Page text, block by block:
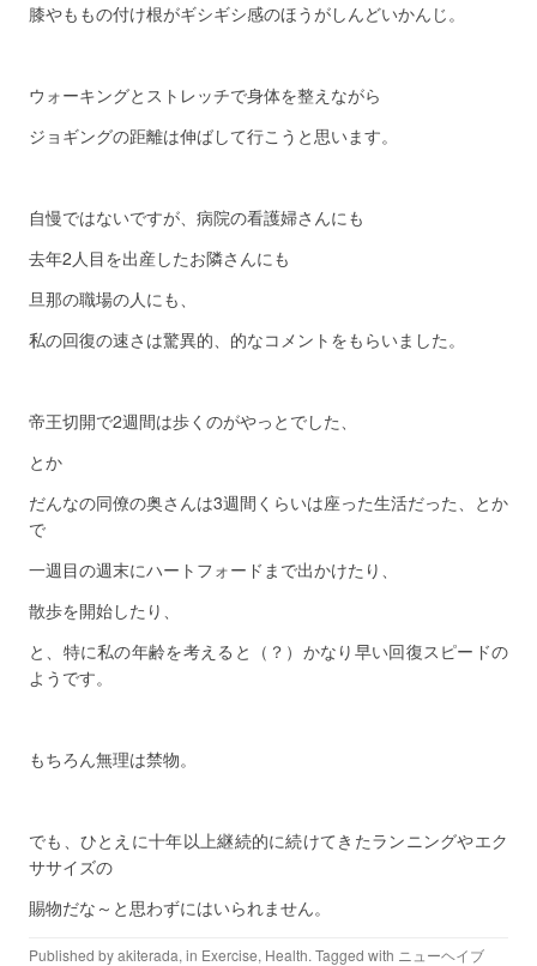
膝やももの付け根がギシギシ感のほうがしんどいかんじ。
ウォーキングとストレッチで身体を整えながら
ジョギングの距離は伸ばして行こうと思います。
自慢ではないですが、病院の看護婦さんにも
去年2人目を出産したお隣さんにも
旦那の職場の人にも、
私の回復の速さは驚異的、的なコメントをもらいました。
帝王切開で2週間は歩くのがやっとでした、
とか
だんなの同僚の奥さんは3週間くらいは座った生活だった、とか
で
一週目の週末にハートフォードまで出かけたり、
散歩を開始したり、
と、特に私の年齢を考えると（？）かなり早い回復スピードの
ようです。
もちろん無理は禁物。
でも、ひとえに十年以上継続的に続けてきたランニングやエク
ササイズの
賜物だな～と思わずにはいられません。
Published byakiterada, in Exercise, Health. Tagged with ニューヘイブ